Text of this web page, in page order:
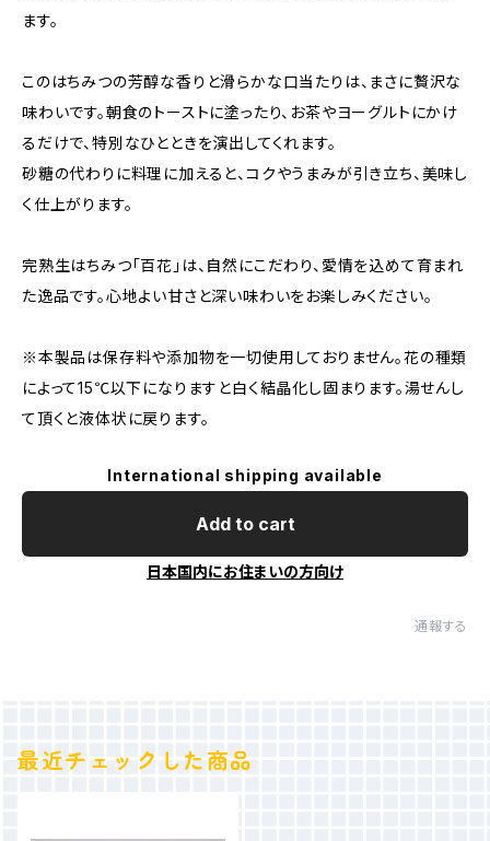
ます。
このはちみつの芳醇な香りと滑らかな口当たりは、まさに贅沢な
味わいです。朝食のトーストに塗ったり、お茶やヨーグルトにかけ
るだけで、特別なひとときを演出してくれます。
砂糖の代わりに料理に加えると、コクやうまみが引き立ち、美味し
く仕上がります。
完熟生はちみつ「百花」は、自然にこだわり、愛情を込めて育まれ
た逸品です。心地よい甘さと深い味わいをお楽しみください。
※本製品は保存料や添加物を一切使用しておりません。花の種類
によって15℃以下になりますと白く結晶化し固まります。湯せんし
て頂くと液体状に戻ります。
International shipping available
Add to cart
日本国内にお住まいの方向け
通報する
最近チェックした商品